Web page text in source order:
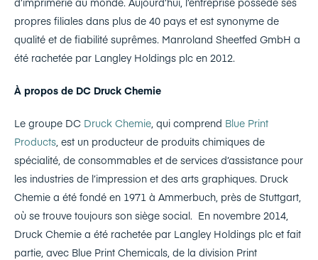
propres filiales dans plus de 40 pays et est synonyme de
qualité et de fiabilité suprêmes. Manroland Sheetfed GmbH a
été rachetée par Langley Holdings plc en 2012.
À propos de DC Druck Chemie
Le groupe DC Druck Chemie , qui comprend Blue Print
Products , est un producteur de produits chimiques de
spécialité, de consommables et de services d’assistance pour
les industries de l’impression et des arts graphiques. Druck
Chemie a été fondé en 1971 à Ammerbuch, près de Stuttgart,
où se trouve toujours son siège social. En novembre 2014,
Druck Chemie a été rachetée par Langley Holdings plc et fait
partie, avec Blue Print Chemicals, de la division Print